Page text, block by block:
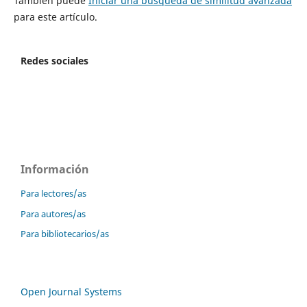
para este artículo.
Redes sociales
Información
Para lectores/as
Para autores/as
Para bibliotecarios/as
Open Journal Systems